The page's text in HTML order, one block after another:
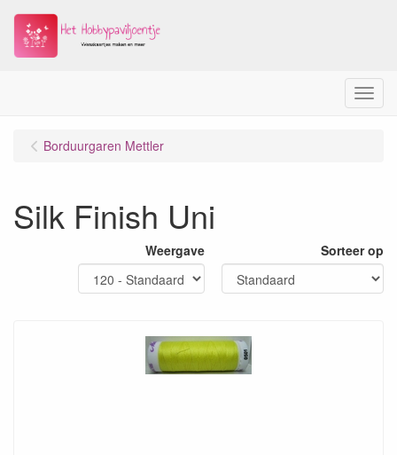
Menu
Borduurgaren Mettler
Silk Finish Uni
Weergave Sorteer op